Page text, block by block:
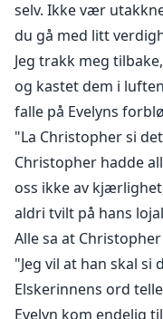
selv. Ikke vær
du gå med litt
Jeg trakk meg
og kastet dem i
falle på Evelyns
"La Christopher si
Christopher hadde
oss ikke av
aldri tvilt på hans
Alle sa at
"Jeg vil at han skal
Elskerinnens ord
Evelyn kom endelig